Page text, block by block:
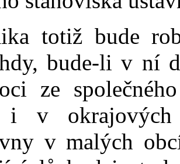
totiž bude
bude-li v ní
ze
i v
v malých